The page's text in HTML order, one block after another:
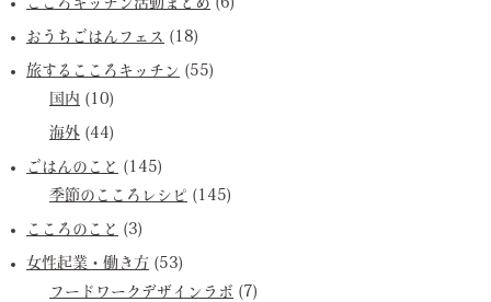
こころキッチン活動まとめ (6)
おうちごはんフェス (18)
旅するこころキッチン (55)
国内 (10)
海外 (44)
ごはんのこと (145)
季節のこころレシピ (145)
こころのこと (3)
女性起業・働き方 (53)
フードワークデザインラボ (7)